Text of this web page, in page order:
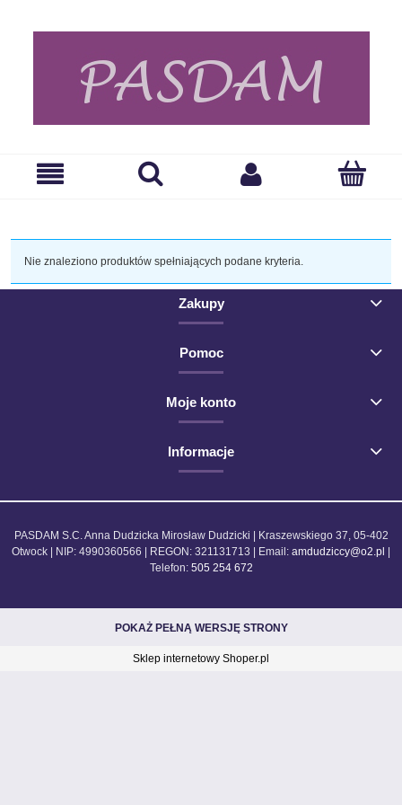
Nie znaleziono produktów spełniających podane kryteria.
Zakupy
Pomoc
Moje konto
Informacje
PASDAM S.C. Anna Dudzicka Mirosław Dudzicki | Kraszewskiego 37, 05-402
Otwock | NIP: 4990360566 | REGON: 321131713 | Email: amdudziccy@o2.pl
Telefon: 505 254 672
POKAŻ PEŁNĄ WERSJĘ STRONY
Sklep internetowy Shoper.pl